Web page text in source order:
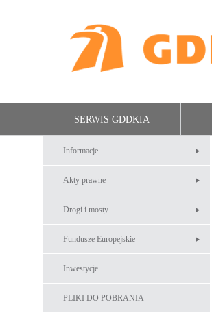
SERWIS GDDKIA
Informacje
Akty prawne
Drogi i mosty
Fundusze Europejskie
Inwestycje
PLIKI DO POBRANIA